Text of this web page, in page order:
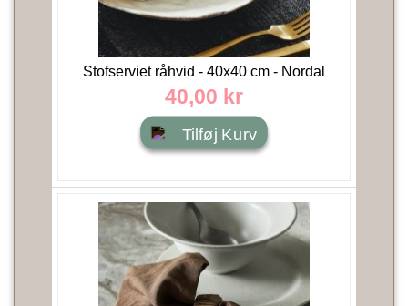
Stofserviet råhvid - 40x40 cm - Nordal
40,00 kr
Tilføj Kurv